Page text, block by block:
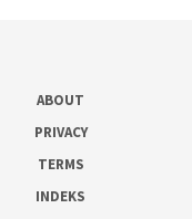
ABOUT
PRIVACY
TERMS
INDEKS